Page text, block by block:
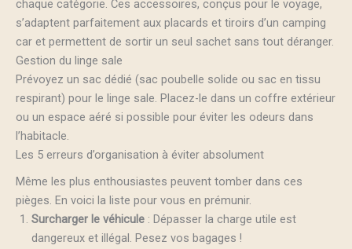
chaque catégorie. Ces accessoires, conçus pour le voyage,
s’adaptent parfaitement aux placards et tiroirs d’un camping
car et permettent de sortir un seul sachet sans tout déranger.
Gestion du linge sale
Prévoyez un sac dédié (sac poubelle solide ou sac en tissu
respirant) pour le linge sale. Placez-le dans un coffre extérieur
ou un espace aéré si possible pour éviter les odeurs dans
l’habitacle.
Les 5 erreurs d’organisation à éviter absolument
Même les plus enthousiastes peuvent tomber dans ces
pièges. En voici la liste pour vous en prémunir.
Surcharger le véhicule : Dépasser la charge utile est
dangereux et illégal. Pesez vos bagages !